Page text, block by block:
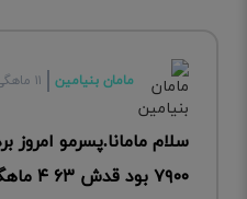
مامان بنیامین ۱۱ ماهگی
سلام مامانا.پسرمو